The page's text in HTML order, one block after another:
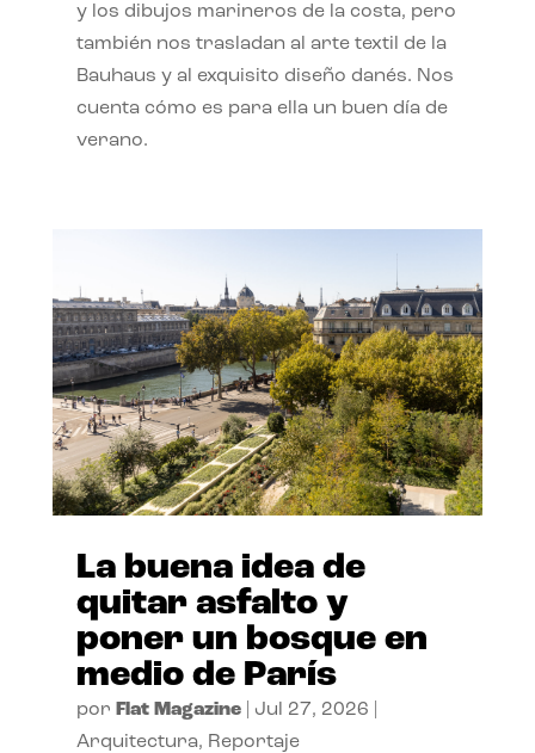
y los dibujos marineros de la costa, pero
también nos trasladan al arte textil de la
Bauhaus y al exquisito diseño danés. Nos
cuenta cómo es para ella un buen día de
verano.
La buena idea de
quitar asfalto y
poner un bosque en
medio de París
por Flat Magazine| Jul 27, 2026
Arquitectura, Reportaje